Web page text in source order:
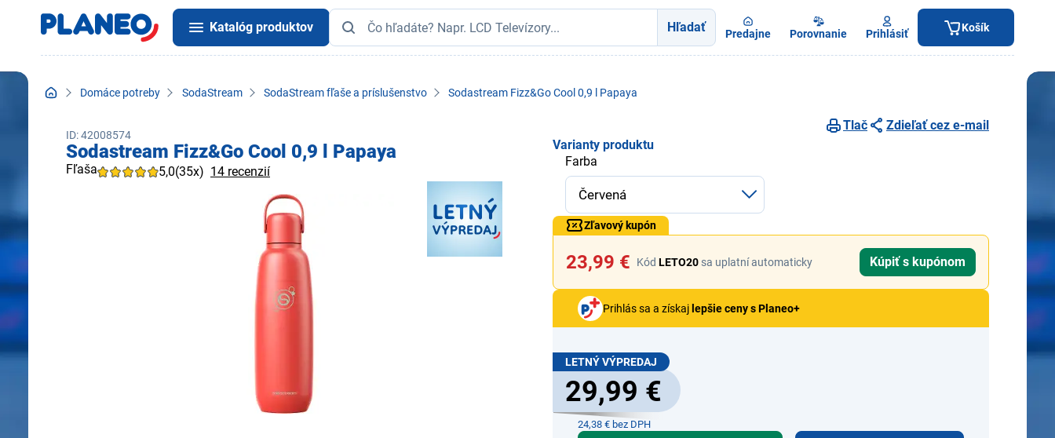
Katalóg produktov Hľadať Predajne Porovnanie Prihlásiť Košík
Domáce potreby SodaStream SodaStream fľaše a príslušenstvo Sodastream Fizz&Go Cool 0,9 l Papaya
ID: 42008574
Sodastream Fizz&Go Cool 0,9 l Papaya
Fľaša 5,0(35x) 14 recenzií
Tlač
Zdieľať cez e-mail
Varianty produktu
Farba
Zľavový kupón
23,99 € Kód LETO20 sa uplatní automaticky Kúpiť s kupónom
Prihlás sa a získaj lepšie ceny s Planeo+
LETNÝ VÝPREDAJ
29,99 €
24,38 € bez DPH